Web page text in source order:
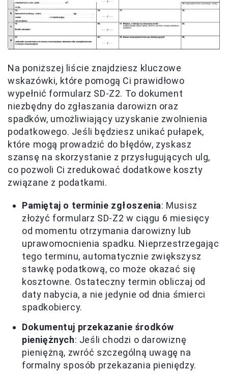
Na poniższej liście znajdziesz kluczowe
wskazówki, które pomogą Ci prawidłowo
wypełnić formularz SD-Z2. To dokument
niezbędny do zgłaszania darowizn oraz
spadków, umożliwiający uzyskanie zwolnienia
podatkowego. Jeśli będziesz unikać pułapek,
które mogą prowadzić do błędów, zyskasz
szansę na skorzystanie z przysługujących ulg,
co pozwoli Ci zredukować dodatkowe koszty
związane z podatkami.
Pamiętaj o terminie zgłoszenia: Musisz
złożyć formularz SD-Z2 w ciągu 6 miesięcy
od momentu otrzymania darowizny lub
uprawomocnienia spadku. Nieprzestrzegając
tego terminu, automatycznie zwiększysz
stawkę podatkową, co może okazać się
kosztowne. Ostateczny termin obliczaj od
daty nabycia, a nie jedynie od dnia śmierci
spadkobiercy.
Dokumentuj przekazanie środków
pieniężnych: Jeśli chodzi o darowiznę
pieniężną, zwróć szczególną uwagę na
formalny sposób przekazania pieniędzy.